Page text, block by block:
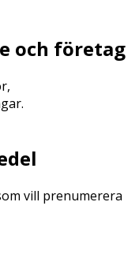
och företag
vill prenumerera